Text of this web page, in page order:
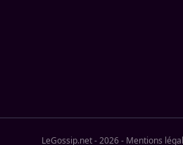
LeGossip.net - 2026- Mentions